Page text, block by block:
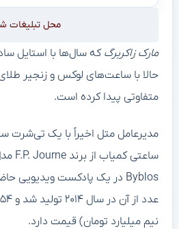
محل تبلیغات
مارک زاکربرگ که سال‌ها با استایل
حالا با ساعت‌های لوکس و زنجیر
متفاوتی پیدا کرده است.
مدیرعامل متل اخیراً با یک تی‌شرت
نیم میلیارد تومان) قیمت دارد.